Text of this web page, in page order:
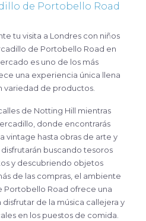
de Portobello Road
de Portobello Road en
es uno de los más
una experiencia única llena
variedad de productos.
de Notting Hill mientras
donde encontrarás
vintage hasta obras de arte y
disfrutarán buscando tesoros
y descubriendo objetos
de las compras, el ambiente
Portobello Road ofrece una
de la música callejera y
en los puestos de comida.